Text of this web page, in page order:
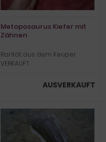
Metoposaurus Kiefer mit
Zähnen
Rarität aus dem Keuper
VERKAUFT
AUSVERKAUFT